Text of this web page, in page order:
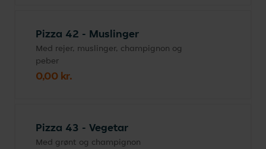
Pizza 42 - Muslinger
Med rejer, muslinger, champignon og
peber
0,00 kr.
Pizza 43 - Vegetar
Med grønt og champignon